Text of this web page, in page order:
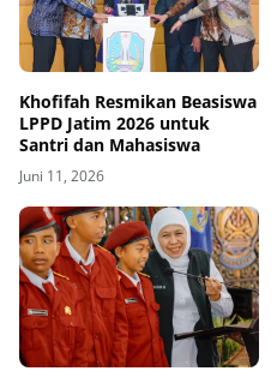
Khofifah Resmikan Beasiswa
LPPD Jatim 2026 untuk
Santri dan Mahasiswa
Juni 11, 2026